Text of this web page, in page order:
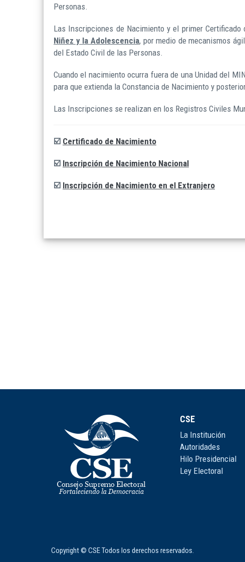
Personas.
Las Inscripciones de Nacimiento y el primer
Niñez y la Adolescencia, por medio de mecanismos
del Estado Civil de las Personas.
Cuando el nacimiento ocurra fuera de una Unidad del
para que extienda la Constancia de Nacimiento y
Las Inscripciones se realizan en los Registros Civiles
☑️ Certificado de Nacimiento
☑️ Inscripción de Nacimiento Nacional
☑️ Inscripción de Nacimiento en el Extranjero
CSE
La Institución
Autoridades
Hilo Presidencial
Ley Electoral
Copyright © CSE Todos los derechos reservados.